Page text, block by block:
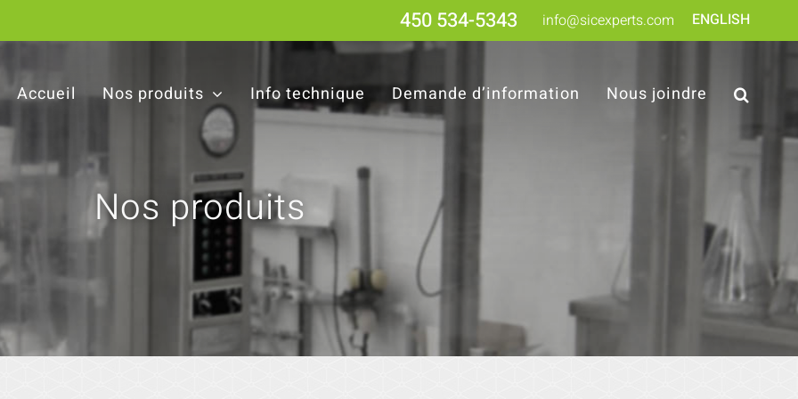
ENGLISH
450 534-5343 info@sicexperts.com
Accueil Nos produits Info technique Demande d’information Nous joindre
Nos produits